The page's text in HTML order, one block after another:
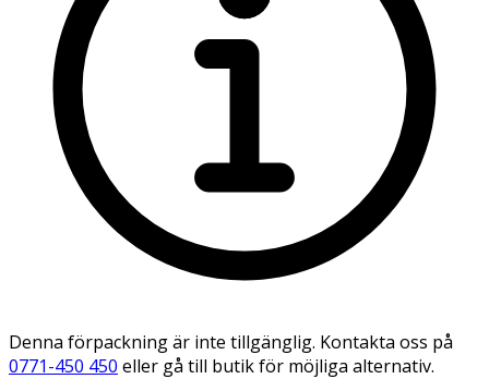
Denna förpackning är inte tillgänglig. Kontakta oss på
0771-450 450 eller gå till butik för möjliga alternativ.